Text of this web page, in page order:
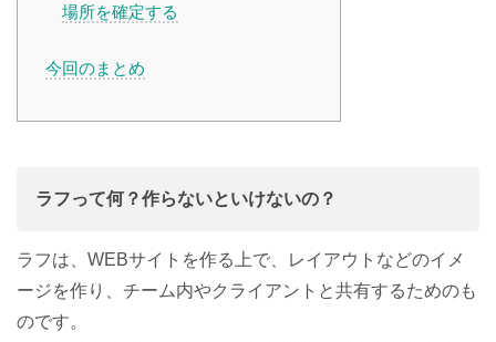
場所を確定する
今回のまとめ
ラフって何？作らないといけないの？
ラフは、WEBサイトを作る上で、レイアウトなどのイメ
ージを作り、チーム内やクライアントと共有するためのも
のです。